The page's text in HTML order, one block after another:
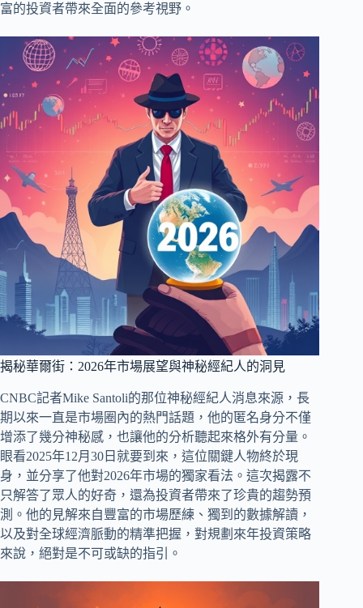
富的投資者帶來全面的參考視野。
揭秘華爾街：2026年市場展望與神秘經紀人的洞見
CNBC記者Mike Santoli的那位神秘經紀人消息來源，長
期以來一直是市場圈內的熱門話題，他的匿名身分不僅
增添了幾分神秘感，也讓他的分析聽起來格外有分量。
眼看2025年12月30日就要到來，這位關鍵人物終於現
身，並分享了他對2026年市場的獨家看法。這次揭露不
只解答了眾人的好奇，還為投資者帶來了珍貴的趨勢預
測。他的見解來自豐富的市場歷練、獨到的數據解讀，
以及對全球經濟脈動的精準把握，對規劃來年投資策略
來說，絕對是不可或缺的指引。